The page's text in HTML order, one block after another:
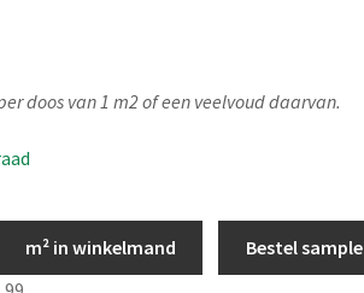
doos van 1 m2 of een veelvoud daarvan.
m² in winkelmand
Bestel sample